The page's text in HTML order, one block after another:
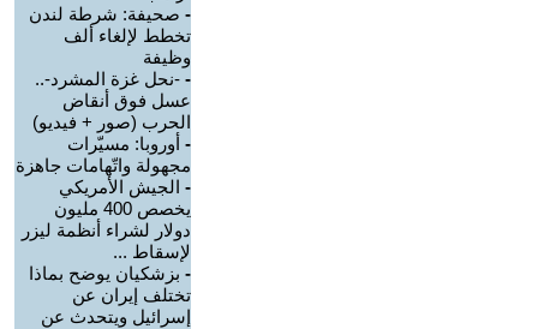
- صحيفة: شرطة لندن
تخطط لإلغاء ألف
وظيفة
- -نحل غزة المشرد-..
عسل فوق أنقاض
الحرب (صور + فيديو)
- أوروبا: مسيّرات
مجهولة واتّهامات جاهزة
- الجيش الأمريكي
يخصص 400 مليون
دولار لشراء أنظمة ليزر
لإسقاط ...
- بزشكيان يوضح بماذا
تختلف إيران عن
إسرائيل ويتحدث عن